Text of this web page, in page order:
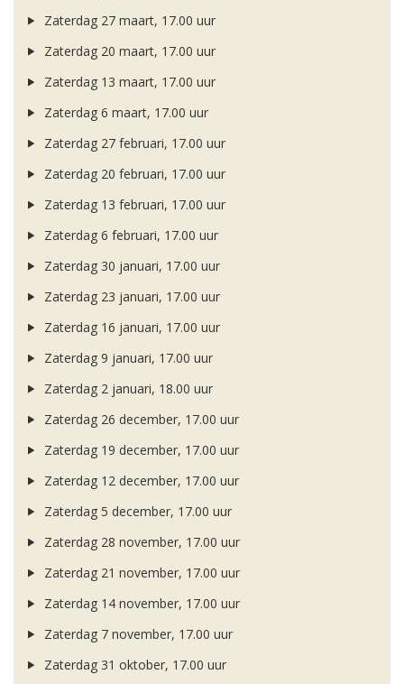
Zaterdag 27 maart, 17.00 uur
Zaterdag 20 maart, 17.00 uur
Zaterdag 13 maart, 17.00 uur
Zaterdag 6 maart, 17.00 uur
Zaterdag 27 februari, 17.00 uur
Zaterdag 20 februari, 17.00 uur
Zaterdag 13 februari, 17.00 uur
Zaterdag 6 februari, 17.00 uur
Zaterdag 30 januari, 17.00 uur
Zaterdag 23 januari, 17.00 uur
Zaterdag 16 januari, 17.00 uur
Zaterdag 9 januari, 17.00 uur
Zaterdag 2 januari, 18.00 uur
Zaterdag 26 december, 17.00 uur
Zaterdag 19 december, 17.00 uur
Zaterdag 12 december, 17.00 uur
Zaterdag 5 december, 17.00 uur
Zaterdag 28 november, 17.00 uur
Zaterdag 21 november, 17.00 uur
Zaterdag 14 november, 17.00 uur
Zaterdag 7 november, 17.00 uur
Zaterdag 31 oktober, 17.00 uur